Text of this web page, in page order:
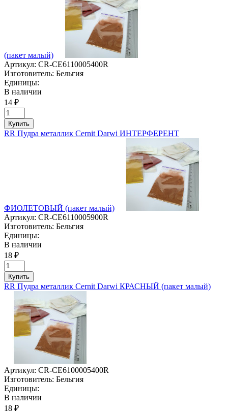
(пакет малый)
Артикул: CR-CE6110005400R
Изготовитель: Бельгия
Единицы:
В наличии
14 ₽
Купить
RR Пудра металлик Cernit Darwi ИНТЕРФЕРЕНТ
ФИОЛЕТОВЫЙ (пакет малый)
Артикул: CR-CE6110005900R
Изготовитель: Бельгия
Единицы:
В наличии
18 ₽
Купить
RR Пудра металлик Cernit Darwi КРАСНЫЙ (пакет малый)
Артикул: CR-CE6100005400R
Изготовитель: Бельгия
Единицы:
В наличии
18 ₽